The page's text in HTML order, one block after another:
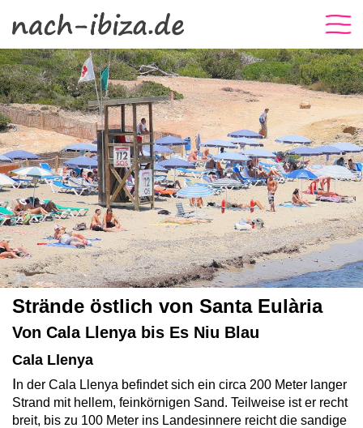
Strände östlich von Santa Eulària
Von Cala Llenya bis Es Niu Blau
Cala Llenya
In der Cala Llenya befindet sich ein circa 200 Meter langer
Strand mit hellem, feinkörnigen Sand. Teilweise ist er recht
breit, bis zu 100 Meter ins Landesinnere reicht die sandige